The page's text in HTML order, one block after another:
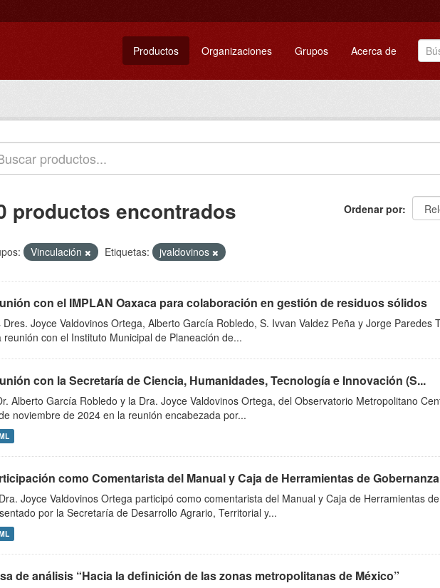
Productos Organizaciones Grupos Acerca de
Ordenar por
productos encontrados
Vinculación Etiquetas: jvaldovinos
con el IMPLAN Oaxaca para colaboración en gestión de residuos sólidos
Dres. Joyce Valdovinos Ortega, Alberto García Robledo, S. Ivvan Valdez Peña y Jorge Paredes
reunión con el Instituto Municipal de Planeación de...
con la Secretaría de Ciencia, Humanidades, Tecnología e Innovación (S...
Alberto García Robledo y la Dra. Joyce Valdovinos Ortega, del Observatorio Metropolitano
noviembre de 2024 en la reunión encabezada por...
como Comentarista del Manual y Caja de Herramientas de Gobernanza
Joyce Valdovinos Ortega participó como comentarista del Manual y Caja de Herramientas
por la Secretaría de Desarrollo Agrario, Territorial y...
de análisis “Hacia la definición de las zonas metropolitanas de México”